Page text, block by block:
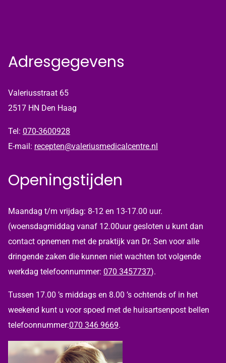
Adresgegevens
Valeriusstraat 65
2517 HN Den Haag
Tel: 070-3600928
E-mail: recepten@valeriusmedicalcentre.nl
Openingstijden
Maandag t/m vrijdag: 8-12 en 13-17.00 uur.
(woensdagmiddag vanaf 12.00uur gesloten u kunt dan
contact opnemen met de praktijk van Dr. Sen voor alle
dringende zaken die kunnen niet wachten tot volgende
werkdag telefoonnummer: 070 3457737).
Tussen 17.00 ’s middags en 8.00 ’s ochtends of in het
weekend kunt u voor spoed met de huisartsenpost bellen
telefoonnummer:070 346 9669.